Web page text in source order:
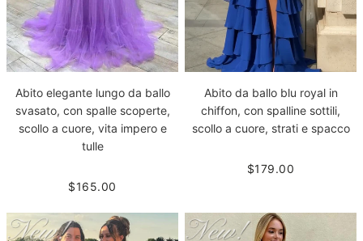
Abito elegante lungo da ballo
svasato, con spalle scoperte,
scollo a cuore, vita impero e
tulle
$165.00
Abito da ballo blu royal in
chiffon, con spalline sottili,
scollo a cuore, strati e spacco
$179.00